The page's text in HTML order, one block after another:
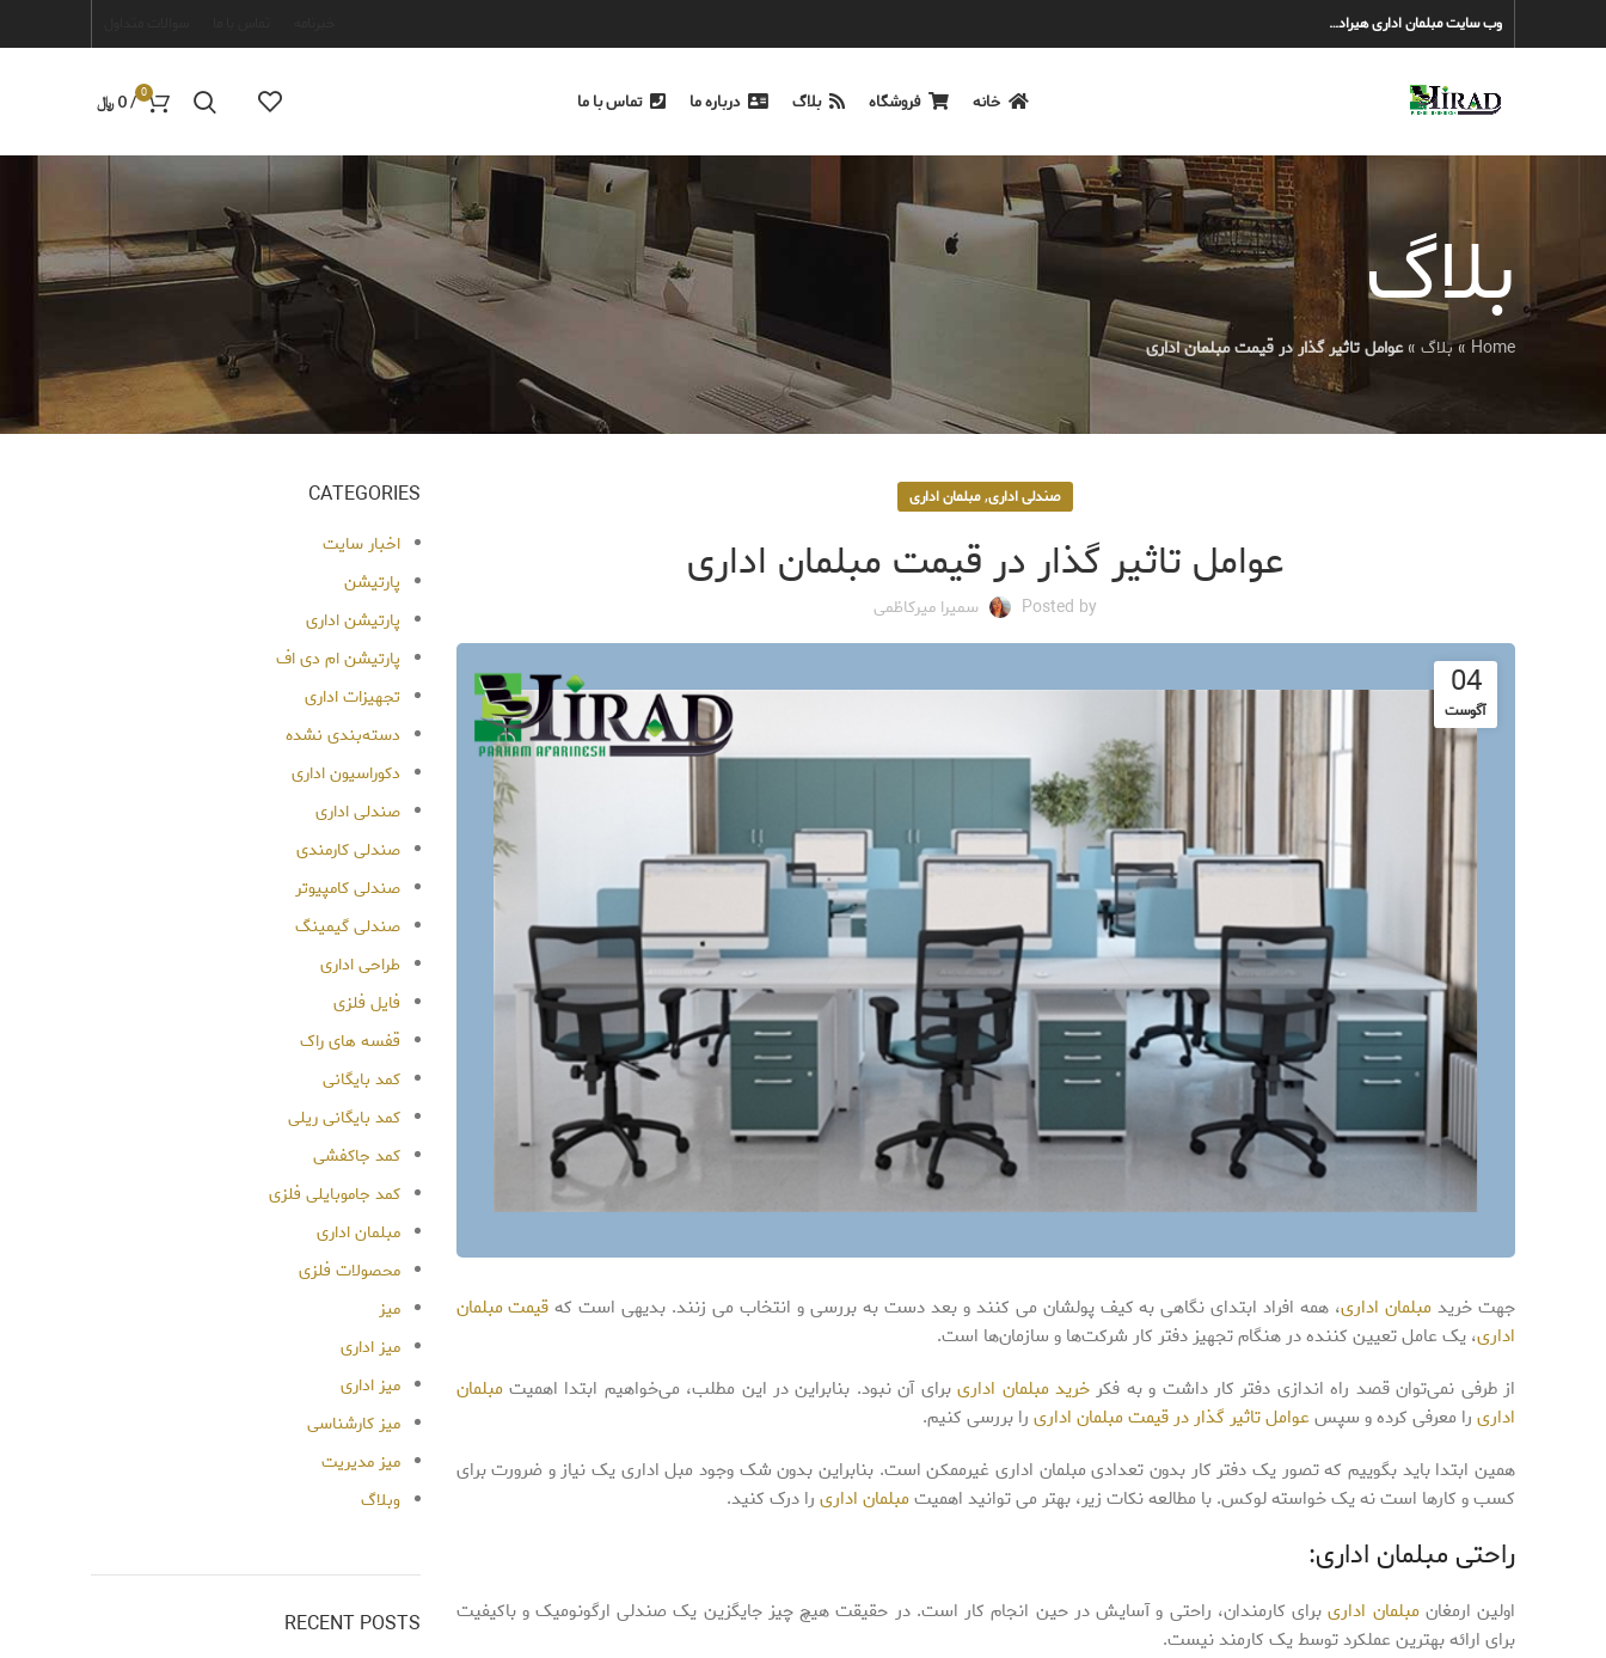
وب سایت مبلمان اداری هیراد…
خانه فروشگاه بلاگ درباره ما تماس با ما 0
/
0 ﷼
بلاگ
Home
»بلاگ »عوامل تاثیر گذار در قیمت مبلمان اداری
صندلی اداری,مبلمان اداری
عوامل تاثیر گذار در قیمت مبلمان اداری
Posted by سمیرا میرکاظمی
04
آگوست
جهت خرید مبلمان اداری، همه افراد ابتدای نگاهی به کیف پولشان می کنند و بعد دست به بررسی و انتخاب می زنند. بدیهی است که قیمت مبلمان
اداری، یک عامل تعیین کننده در هنگام تجهیز دفتر کار شرکت‌ها و سازمان‌ها است.
از طرفی نمی‌توان قصد راه اندازی دفتر کار داشت و به فکرخرید مبلمان اداریبرای آن نبود. بنابراین در این مطلب، می‌خواهیم ابتدا اهمیتمبلمان
اداری را معرفی کرده و سپس عوامل تاثیر گذار در قیمت مبلمان اداری را بررسی کنیم.
همین ابتدا باید بگوییم که تصور یک دفتر کار بدون تعدادی مبلمان اداری غیرممکن است. بنابراین بدون شک وجود مبل اداری یک نیاز و ضرورت برای
کسب و کارها است نه یک خواسته لوکس. با مطالعه نکات زیر، بهتر می توانید اهمیتمبلمان اداری را درک کنید.
راحتی مبلمان اداری:
اولین ارمغانمبلمان اداریبرای کارمندان، راحتی و آسایش در حین انجام کار است. در حقیقت هیچ چیز جایگزین یک صندلی ارگونومیک و باکیفیت
برای ارائه بهترین عملکرد توسط یک کارمند نیست.
CATEGORIES
اخبار سایت
پارتیشن
پارتیشن اداری
پارتیشن ام دی اف
تجهیزات اداری
دسته‌بندی نشده
دکوراسیون اداری
صندلی اداری
صندلی کارمندی
صندلی کامپیوتر
صندلی گیمینگ
طراحی اداری
فایل فلزی
قفسه های راک
کمد بایگانی
کمد بایگانی ریلی
کمد جاکفشی
کمد جاموبایلی فلزی
مبلمان اداری
محصولات فلزی
میز
میز اداری
میز اداری
میز کارشناسی
میز مدیریت
وبلاگ
RECENT POSTS